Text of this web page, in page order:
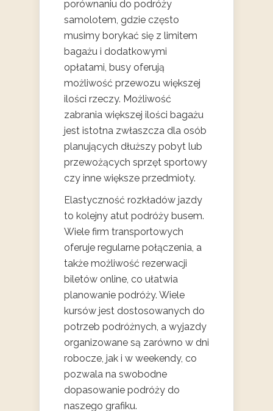
porównaniu do podróży
samolotem, gdzie często
musimy borykać się z limitem
bagażu i dodatkowymi
opłatami, busy oferują
możliwość przewozu większej
ilości rzeczy. Możliwość
zabrania większej ilości bagażu
jest istotna zwłaszcza dla osób
planujących dłuższy pobyt lub
przewożących sprzęt sportowy
czy inne większe przedmioty.
Elastyczność rozkładów jazdy
to kolejny atut podróży busem.
Wiele firm transportowych
oferuje regularne połączenia, a
także możliwość rezerwacji
biletów online, co ułatwia
planowanie podróży. Wiele
kursów jest dostosowanych do
potrzeb podróżnych, a wyjazdy
organizowane są zarówno w dni
robocze, jak i w weekendy, co
pozwala na swobodne
dopasowanie podróży do
naszego grafiku.